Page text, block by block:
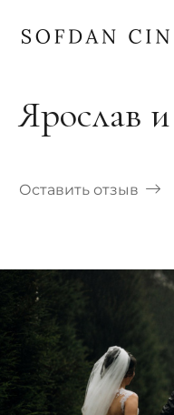
Ярослав
Оставить отзыв